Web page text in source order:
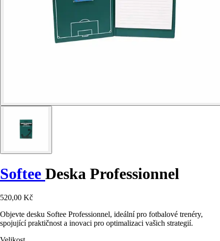
Softee Deska Professionnel
520,00 Kč
Objevte desku Softee Professionnel, ideální pro fotbalové trenéry,
spojující praktičnost a inovaci pro optimalizaci vašich strategií.